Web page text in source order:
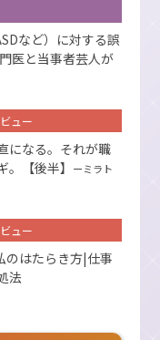
など）に対する誤
医と当事者芸人が
ュー
になる。それが職
【後半】
ーミラト
ュー
のはたらき方|仕事
法